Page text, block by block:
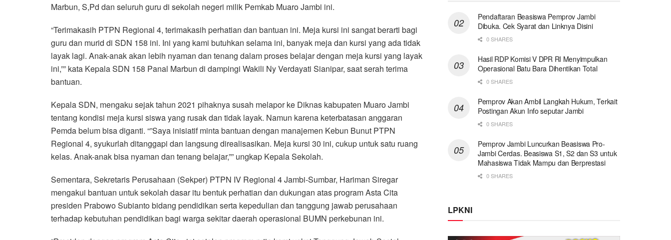
Marbun, S,Pd dan seluruh guru di sekolah negeri milik Pemkab Muaro Jambi ini.
“Terimakasih PTPN Regional 4, terimakasih perhatian dan bantuan ini. Meja kursi ini sangat berarti bagi
guru dan murid di SDN 158 ini. Ini yang kami butuhkan selama ini, banyak meja dan kursi yang ada tidak
layak lagi. Anak-anak akan lebih nyaman dan tenang dalam proses belajar dengan meja kursi yang layak
ini,”” kata Kepala SDN 158 Panal Marbun di dampingi Wakili Ny Verdayati Sianipar, saat serah terima
bantuan.
Kepala SDN, mengaku sejak tahun 2021 pihaknya susah melapor ke Diknas kabupaten Muaro Jambi
tentang kondisi meja kursi siswa yang rusak dan tidak layak. Namun karena keterbatasan anggaran
Pemda belum bisa diganti. “”Saya inisiatif minta bantuan dengan manajemen Kebun Bunut PTPN
Regional 4, syukurlah ditanggapi dan langsung direalisasikan. Meja kursi 30 ini, cukup untuk satu ruang
kelas. Anak-anak bisa nyaman dan tenang belajar,”” ungkap Kepala Sekolah.
Sementara, Sekretaris Perusahaan (Sekper) PTPN IV Regional 4 Jambi-Sumbar, Hariman Siregar
mengakui bantuan untuk sekolah dasar itu bentuk perhatian dan dukungan atas program Asta Cita
presiden Prabowo Subianto bidang pendidikan serta kepedulian dan tanggung jawab perusahaan
terhadap kebutuhan pendidikan bagi warga sekitar daerah operasional BUMN perkebunan ini.
Pendaftaran Beasiswa Pemprov Jambi
Dibuka. Cek Syarat dan Linknya Disini
0 SHARES
Hasil RDP Komisi V DPR RI Menyimpulkan
Operasional Batu Bara Dihentikan Total
0 SHARES
Pemprov Akan Ambil Langkah Hukum, Terkait
Postingan Akun Info seputar Jambi
0 SHARES
Pemprov Jambi Luncurkan Beasiswa Pro-
Jambi Cerdas. Beasiswa S1, S2 dan S3 untuk
Mahasiswa Tidak Mampu dan Berprestasi
0 SHARES
LPKNI